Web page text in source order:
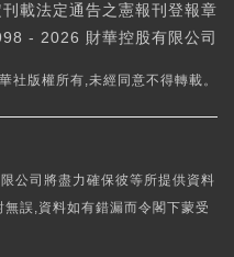
載法定通告之憲報刊登報章
- 2026 財華控股有限公司
社版權所有,未經同意不得轉載。
公司將盡力確保彼等所提供資料
誤,資料如有錯漏而令閣下蒙受